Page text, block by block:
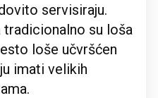
servisiraju.
su loša
loše učvršćen
imati velikih